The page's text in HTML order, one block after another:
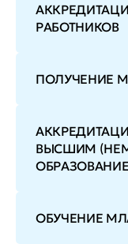
РАБОТНИКОВ
ПОЛУЧЕНИЕ
ВЫСШИМ
ОБУЧЕНИЕ